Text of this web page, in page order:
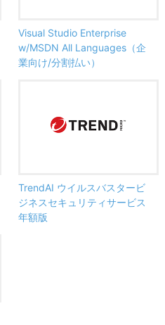
Visual Studio Enterprise
w/MSDN All Languages（企
業向け/分割払い）
TrendAI ウイルスバスタービ
ジネスセキュリティサービス
年額版